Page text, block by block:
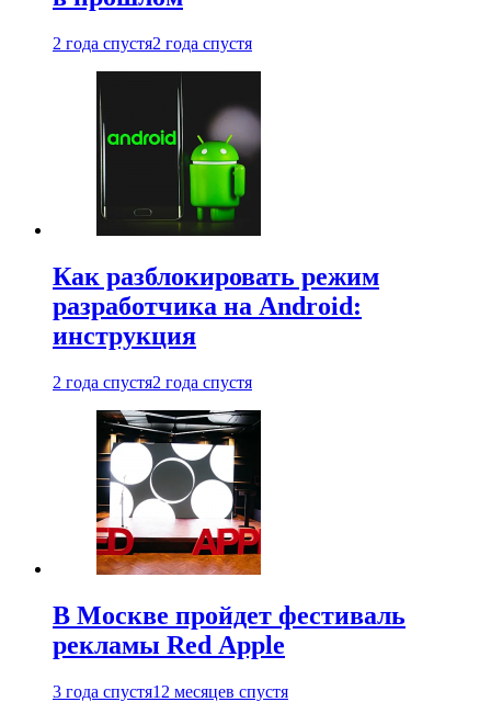
2 года спустя2 года спустя
Как разблокировать режим
разработчика на Android:
инструкция
2 года спустя2 года спустя
В Москве пройдет фестиваль
рекламы Red Apple
3 года спустя12 месяцев спустя